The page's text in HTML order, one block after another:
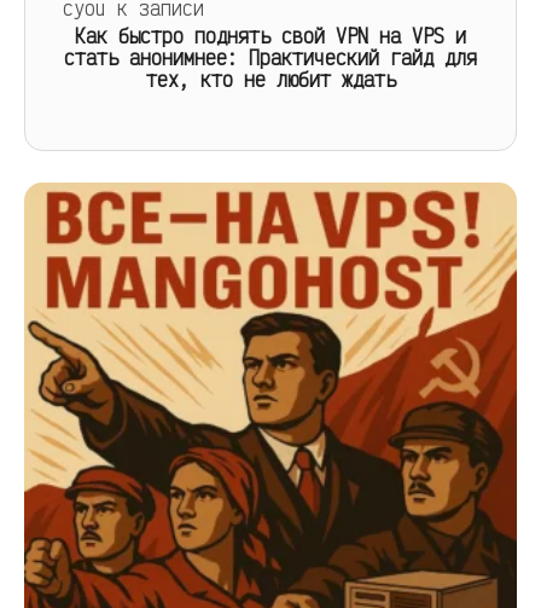
cyou к записи
Как быстро поднять свой VPN на VPS и
стать анонимнее: Практический гайд для
тех, кто не любит ждать